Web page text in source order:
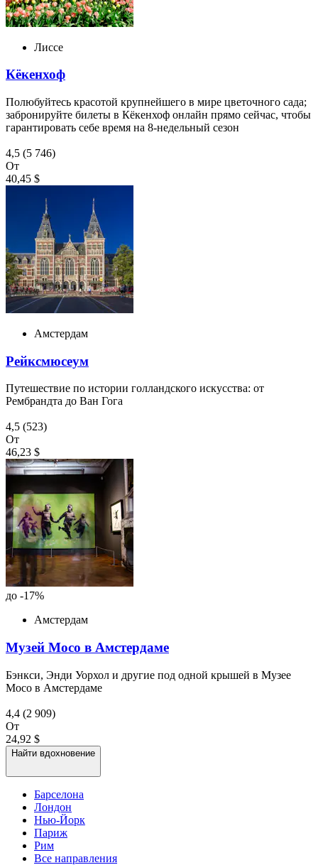
Лиссе
Кёкенхоф
Полюбуйтесь красотой крупнейшего в мире цветочного сада;
забронируйте билеты в Кёкенхоф онлайн прямо сейчас, чтобы
гарантировать себе время на 8-недельный сезон
4,5 (5 746)
От
40,45 $
Амстердам
Рейксмюсеум
Путешествие по истории голландского искусства: от
Рембрандта до Ван Гога
4,5 (523)
От
46,23 $
до -17%
Амстердам
Музей Moco в Амстердаме
Бэнкси, Энди Уорхол и другие под одной крышей в Музее
Moco в Амстердаме
4,4 (2 909)
От
24,92 $
Найти вдохновение
Барселона
Лондон
Нью-Йорк
Париж
Рим
Все направления